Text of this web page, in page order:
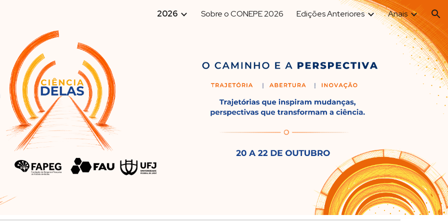
Skip to navigation
2026 Sobre o CONEPE 2026 Edições Anteriores Anais